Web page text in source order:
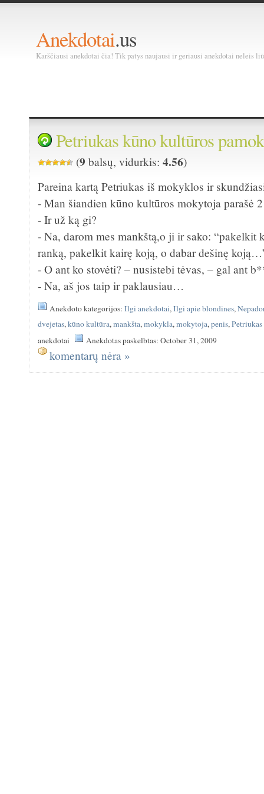
Anekdotai.us
Karščiausi anekdotai čia! Tik patys naujausi ir geriausi anekdotai neleis
Petriukas kūno kultūros
(9 balsų, vidurkis:4.56)
Pareina kartą Petriukas iš mokyklos ir
- Man šiandien kūno kultūros mokytoja parašė
- Ir už ką gi?
- Na, darom mes mankštą,o ji ir sako: “pakelkit
ranką, pakelkit kairę koją, o dabar dešinę
- O ant ko stovėti? – nusistebi tėvas, – gal ant
- Na, aš jos taip ir paklausiau…
Anekdoto kategorijos:Ilgi anekdotai,Ilgi apie blondines,
dvejetas,kūno kultūra,mankšta,mokykla,mokytoja,penis,Petriukas
anekdotai
Anekdotas paskelbtas: October 31, 2009
komentarų nėra »